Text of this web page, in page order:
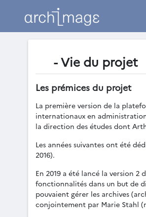
- Vie du projet
Les prémices du projet
La première version de la
internationaux en
la direction des études dont
Les années suivantes ont été
2016).
En 2019 a été lancé la version
fonctionnalités dans un but de
pouvaient gérer les archives
conjointement par Marie Stahl